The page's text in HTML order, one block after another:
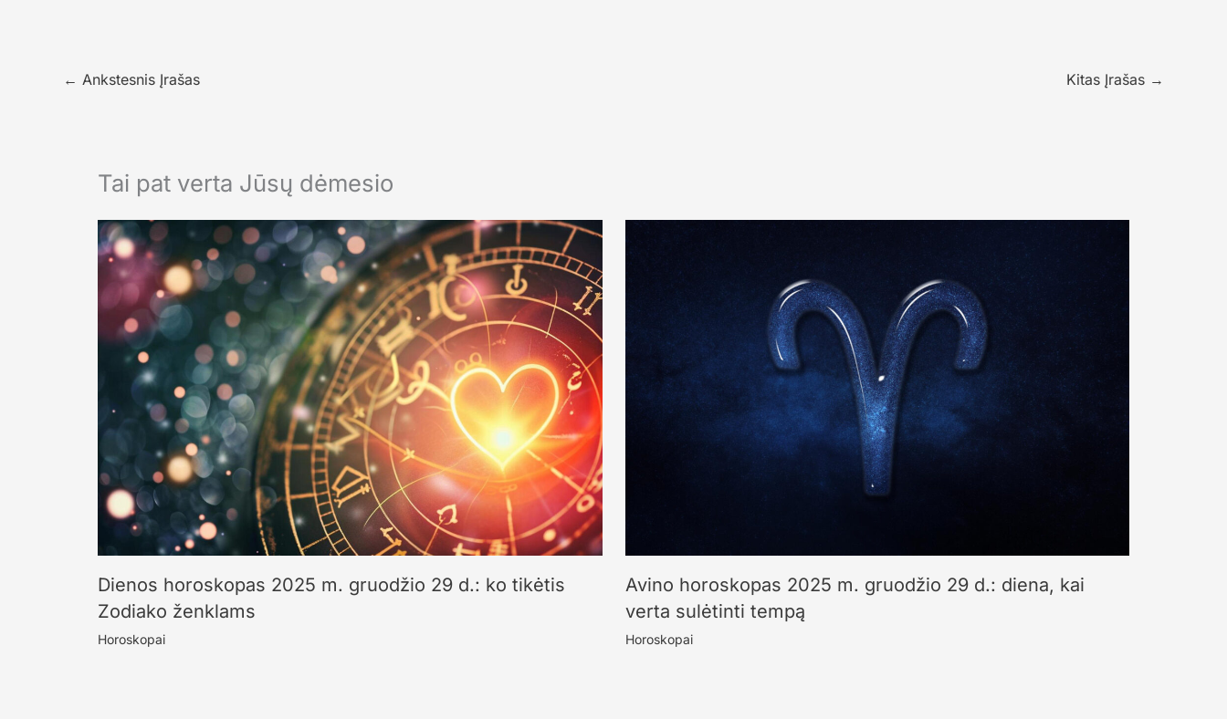
← Ankstesnis Įrašas Kitas Įrašas →
Tai pat verta Jūsų dėmesio
Dienos horoskopas 2025 m. gruodžio 29 d.: ko tikėtis
Zodiako ženklams
Horoskopai
Avino horoskopas 2025 m. gruodžio 29 d.: diena, kai
verta sulėtinti tempą
Horoskopai